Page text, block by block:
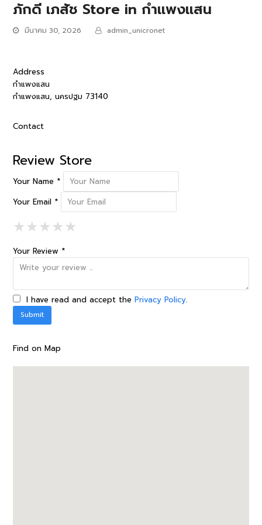
ภักดี เภสัช Store in กำแพงแสน
มีนาคม 30, 2026 admin_unicronet
Address
กำแพงแสน
กำแพงแสน, นครปฐม 73140
Contact
Review Store
Your Name *
Your Email *
★1 Star
★★2 Stars
★★★3 Stars
★★★★4 Stars
★★★★★5 Stars
Your Review *
I have read and accept thePrivacy Policy.
Find on Map